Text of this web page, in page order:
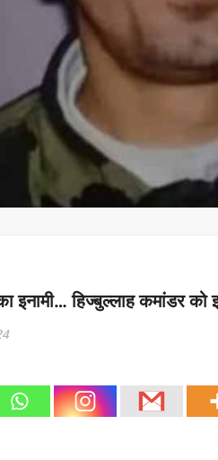
इनामी… हिज्बुल्लाह कमांडर